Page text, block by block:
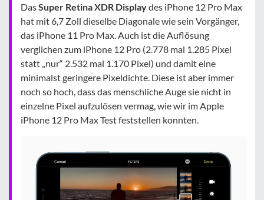
DasSuper Retina XDR Displaydes iPhone 12 Pro Max
hat mit 6,7 Zoll dieselbe Diagonale wie sein Vorgänger,
das iPhone 11 Pro Max. Auch ist die Auflösung
verglichen zum iPhone 12 Pro (2.778 mal 1.285 Pixel
statt „nur“ 2.532 mal 1.170 Pixel) und damit eine
minimalst geringere Pixeldichte. Diese ist aber immer
noch so hoch, dass das menschliche Auge sie nicht in
einzelne Pixel aufzulösen vermag, wie wir im Apple
iPhone 12 Pro Max Test feststellen konnten.